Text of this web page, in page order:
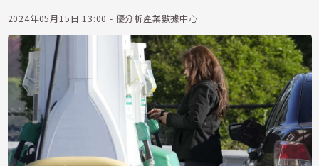
2024年05月15日 13:00 - 優分析產業數據中心